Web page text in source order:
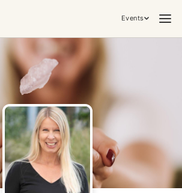
Events
Work
& Movement